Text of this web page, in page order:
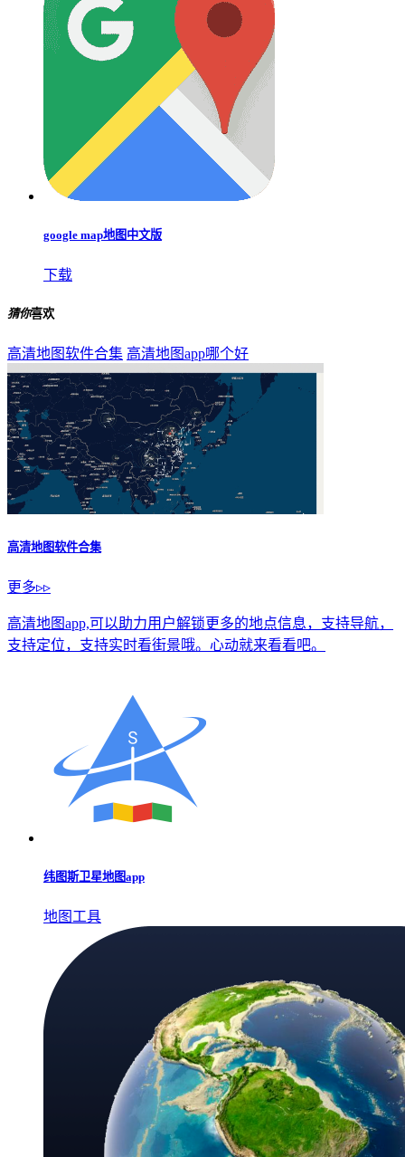
google map地图中文版
下载
猜你喜欢
高清地图软件合集 高清地图app哪个好
高清地图软件合集
更多▹▹
高清地图app,可以助力用户解锁更多的地点信息，支持导航，
支持定位，支持实时看街景哦。心动就来看看吧。
纬图斯卫星地图app
地图工具